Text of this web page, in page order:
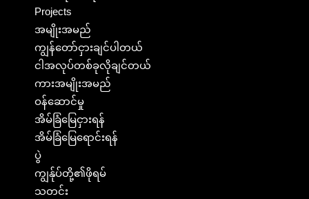
Projects
အမျိုးအမည်
ကျွန်တော်ငှားချင်ပါတယ်
ငါအလုပ်တစ်ခုလိုချင်တယ်
ကားအမျိုးအမည်
ဝန်ဆောင်မှု
အိမ်ခြံမြေငှားရန်
အိမ်ခြံမြေရောင်းရန်
ပွဲ
ကျွန်ုပ်တို့၏ဖိုရမ်
သတင်း